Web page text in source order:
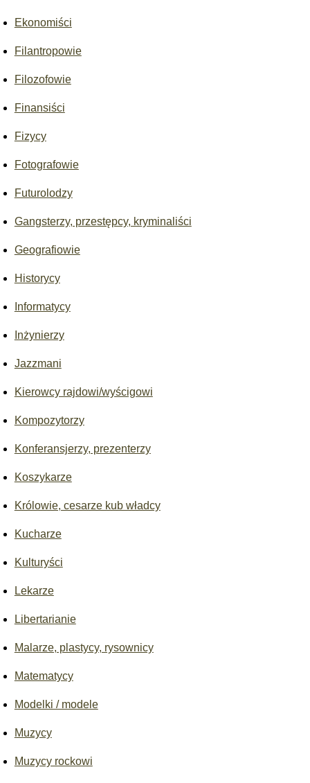
Ekonomiści
Filantropowie
Filozofowie
Finansiści
Fizycy
Fotografowie
Futurolodzy
Gangsterzy, przestępcy, kryminaliści
Geografiowie
Historycy
Informatycy
Inżynierzy
Jazzmani
Kierowcy rajdowi/wyścigowi
Kompozytorzy
Konferansjerzy, prezenterzy
Koszykarze
Królowie, cesarze kub władcy
Kucharze
Kulturyści
Lekarze
Libertarianie
Malarze, plastycy, rysownicy
Matematycy
Modelki / modele
Muzycy
Muzycy rockowi